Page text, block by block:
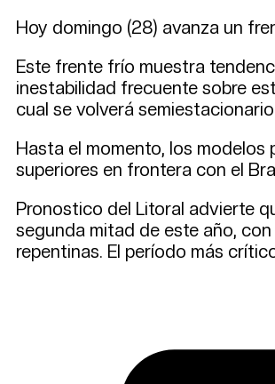
Hoy domingo (28) avanza un
Este frente frío muestra
inestabilidad frecuente sobre
cual se volverá
Hasta el momento, los
superiores en frontera con el
Pronostico del Litoral advierte
segunda mitad de este año,
repentinas. El período más